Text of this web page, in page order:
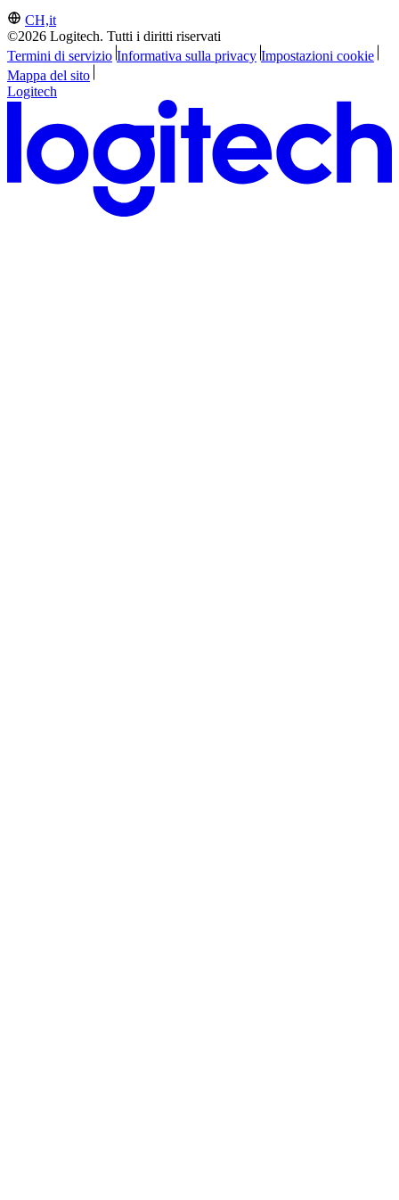
CH,it
©2026 Logitech. Tutti i diritti riservati
Termini di servizio Informativa sulla privacy Impostazioni cookie
Mappa del sito
Logitech